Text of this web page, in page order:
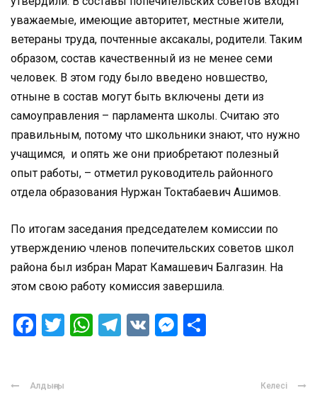
уважаемые, имеющие авторитет, местные жители,
ветераны труда, почтенные аксакалы, родители. Таким
образом, состав качественный из не менее семи
человек. В этом году было введено новшество,
отныне в состав могут быть включены дети из
самоуправления – парламента школы. Считаю это
правильным, потому что школьники знают, что нужно
учащимся, и опять же они приобретают полезный
опыт работы, – отметил руководитель районного
отдела образования Нуржан Токтабаевич Ашимов.
По итогам заседания председателем комиссии по
утверждению членов попечительских советов школ
района был избран Марат Камашевич Балгазин. На
этом свою работу комиссия завершила.
Facebook
Twitter
WhatsApp
Telegram
VK Messenger
Алдыңғы Келесі